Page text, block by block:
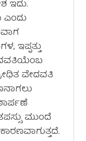
ಇದು.
ಇಪ್ಪತ್ತು
ವೇದವತಿ
ಮುಂದೆ